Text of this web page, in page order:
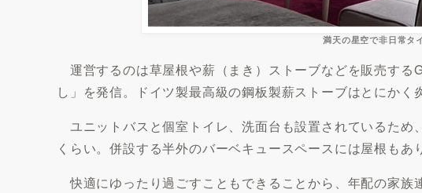
満天の星空で非日常タ
運営するのは草屋根や薪（まき）ストーブなどを販売する
し」を発信。ドイツ製最高級の鋼板製薪ストーブはとにかく
ユニットバスと個室トイレ、洗面台も設置されているため
くらい。併設する半外のバーベキュースペースには屋根もあ
快適にゆったり過ごすこともできることから、年配の家族